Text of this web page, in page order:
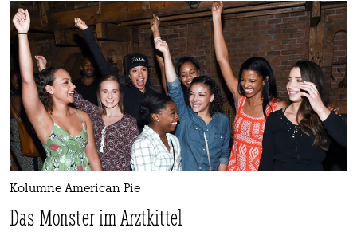
Kolumne American Pie
Das Monster im Arztkittel